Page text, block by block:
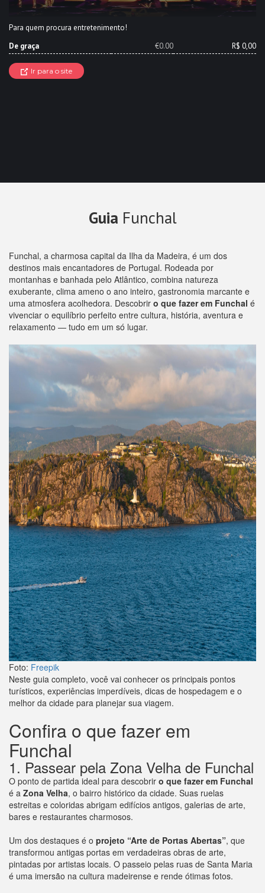
Para quem procura entretenimento!
De graça
€0.00 R$ 0,00
Ir para o site
Guia Funchal
Funchal, a charmosa capital da Ilha da Madeira, é um dos
destinos mais encantadores de Portugal. Rodeada por
montanhas e banhada pelo Atlântico, combina natureza
exuberante, clima ameno o ano inteiro, gastronomia marcante e
uma atmosfera acolhedora. Descobrir o que fazer em Funchal é
vivenciar o equilíbrio perfeito entre cultura, história, aventura e
relaxamento — tudo em um só lugar.
Foto: Freepik
Neste guia completo, você vai conhecer os principais pontos
turísticos, experiências imperdíveis, dicas de hospedagem e o
melhor da cidade para planejar sua viagem.
Confira o que fazer em
Funchal
1. Passear pela Zona Velha de Funchal
O ponto de partida ideal para descobrir o que fazer em Funchal
é a Zona Velha, o bairro histórico da cidade. Suas ruelas
estreitas e coloridas abrigam edifícios antigos, galerias de arte,
bares e restaurantes charmosos.
Um dos destaques é o projeto “Arte de Portas Abertas”, que
transformou antigas portas em verdadeiras obras de arte,
pintadas por artistas locais. O passeio pelas ruas de Santa Maria
é uma imersão na cultura madeirense e rende ótimas fotos.